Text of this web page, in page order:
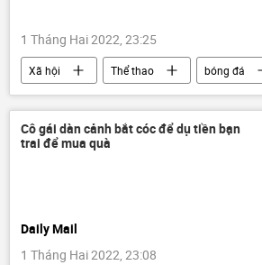
1 Tháng Hai 2022, 23:25
Xã hội Thể thao
bóng đá
Barcelona
Cô gái dàn cảnh bắt cóc để dụ tiền bạn
trai để mua quà
Daily Mail
1 Tháng Hai 2022, 23:08